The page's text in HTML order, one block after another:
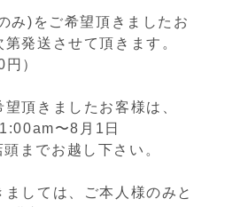
み)をご希望頂きましたお
発送させて頂きます。
）
頂きましたお客様は、
〜8月1日
までお越し下さい。
しては、ご本人様のみと